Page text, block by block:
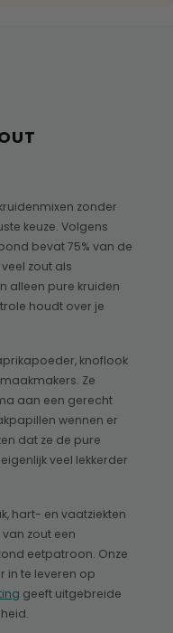
zonder
keuze. Volgens
bevat 75% van de
zout als
alleen pure kruiden
houdt over je
knoflook
Ze
aan een gerecht
wennen er
dat ze de pure
veel lekkerder
hart- en vaatziekten
zout een
eetpatroon. Onze
in te leveren op
geeft uitgebreide